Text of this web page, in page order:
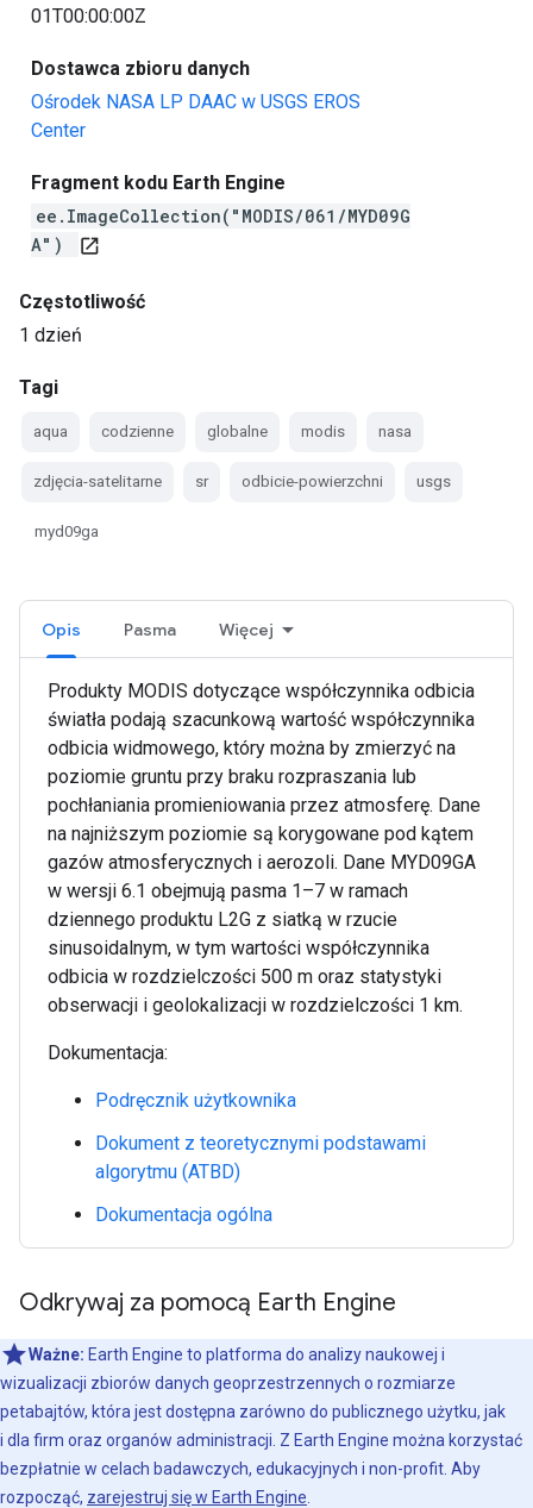
01T00:00:00Z
Dostawca zbioru danych
Ośrodek NASA LP DAAC w USGS EROS
Center
Fragment kodu Earth Engine
ee.ImageCollection("MODIS/061/MYD09G
A")
open_in_new
Częstotliwość
1 dzień
Tagi
aqua codzienne globalne modis nasa
zdjęcia-satelitarne sr odbicie-powierzchni usgs
myd09ga
Opis Pasma Więcej
Produkty MODIS dotyczące współczynnika odbicia
światła podają szacunkową wartość współczynnika
odbicia widmowego, który można by zmierzyć na
poziomie gruntu przy braku rozpraszania lub
pochłaniania promieniowania przez atmosferę. Dane
na najniższym poziomie są korygowane pod kątem
gazów atmosferycznych i aerozoli. Dane MYD09GA
w wersji 6.1 obejmują pasma 1–7 w ramach
dziennego produktu L2G z siatką w rzucie
sinusoidalnym, w tym wartości współczynnika
odbicia w rozdzielczości 500 m oraz statystyki
obserwacji i geolokalizacji w rozdzielczości 1 km.
Dokumentacja:
Podręcznik użytkownika
Dokument z teoretycznymi podstawami
algorytmu (ATBD)
Dokumentacja ogólna
Odkrywaj za pomocą Earth Engine
Ważne: Earth Engine to platforma do analizy naukowej i
wizualizacji zbiorów danych geoprzestrzennych o rozmiarze
petabajtów, która jest dostępna zarówno do publicznego użytku, jak
i dla firm oraz organów administracji. Z Earth Engine można korzystać
bezpłatnie w celach badawczych, edukacyjnych i non-profit. Aby
rozpocząć, zarejestruj się w Earth Engine